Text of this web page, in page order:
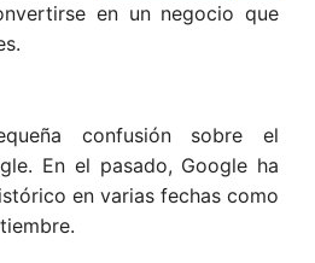
en un negocio que
confusión sobre el
En el pasado, Google ha
en varias fechas como